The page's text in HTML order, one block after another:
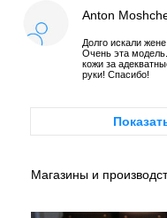
Anton
Долго искали
Очень эта
кожи за
руки! Спасибо!
Магазины и